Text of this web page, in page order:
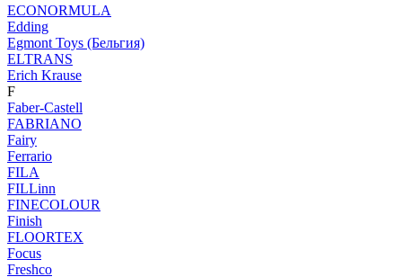
ECONORMULA
Edding
Egmont Toys (Бельгия)
ELTRANS
Erich Krause
F
Faber-Castell
FABRIANO
Fairy
Ferrario
FILA
FILLinn
FINECOLOUR
Finish
FLOORTEX
Focus
Freshco